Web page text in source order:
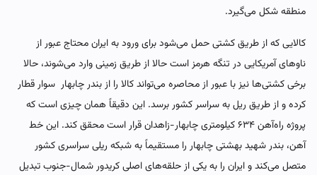
منطقه شکل می‌گیرد.
کالایی که از طریق کشتی حمل می‌شود برای ورود به ایران محتاج عبور از
ناوهای آمریکایی در تنگه هرمز است حالا از طریق زمینی وارد می‌شوند، حالا
برخی کشتی‌ها نیز با عبور از محاصره می‌تواند کالا را از بندر چابهار سوار قطار
کرده و از طریق ریل به سراسر کشور برسد. این دقیقاً همان چیزی است که
پروژه راه‌آهن ۶۳۴ کیلومتری چابهار-زاهدان قرار است محقق کند. این خط
آهن، بندر شهید بهشتی چابهار را مستقیماً به شبکه ریلی سراسری کشور
متصل می‌کند و ایران را به یکی از حلقه‌های اصلی کریدور شمال-جنوب تبدیل